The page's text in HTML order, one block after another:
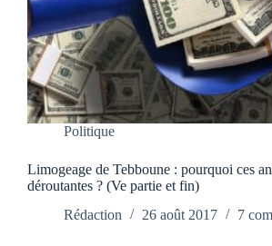
Politique
Limogeage de Tebboune : pourquoi ces
déroutantes ? (Ve partie et fin)
Rédaction
26 août 2017 7